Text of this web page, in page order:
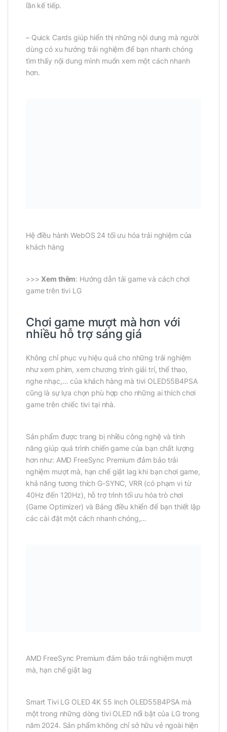
lần kế tiếp.
– Quick Cards giúp hiển thị những nội dung mà người
dùng có xu hướng trải nghiệm để bạn nhanh chóng
tìm thấy nội dung mình muốn xem một cách nhanh
hơn.
Hệ điều hành WebOS 24 tối ưu hóa trải nghiệm của
khách hàng
>>> Xem thêm: Hướng dẫn tải game và cách chơi
game trên tivi LG
Chơi game mượt mà hơn với
nhiều hỗ trợ sáng giá
Không chỉ phục vụ hiệu quả cho những trải nghiệm
như xem phim, xem chương trình giải trí, thể thao,
nghe nhạc,… của khách hàng mà tivi OLED55B4PSA
cũng là sự lựa chọn phù hợp cho những ai thích chơi
game trên chiếc tivi tại nhà.
Sản phẩm được trang bị nhiều công nghệ và tính
năng giúp quá trình chiến game của bạn chất lượng
hơn như: AMD FreeSync Premium đảm bảo trải
nghiệm mượt mà, hạn chế giật lag khi bạn chơi game,
khả năng tương thích G-SYNC, VRR (có phạm vi từ
40Hz đến 120Hz), hỗ trợ trình tối ưu hóa trò chơi
(Game Optimizer) và Bảng điều khiển để bạn thiết lập
các cài đặt một cách nhanh chóng,…
AMD FreeSync Premium đảm bảo trải nghiệm mượt
mà, hạn chế giật lag
Smart Tivi LG OLED 4K 55 Inch OLED55B4PSA mà
một trong những dòng tivi OLED nổi bật của LG trong
năm 2024. Sản phẩm không chỉ sở hữu vẻ ngoài hiện